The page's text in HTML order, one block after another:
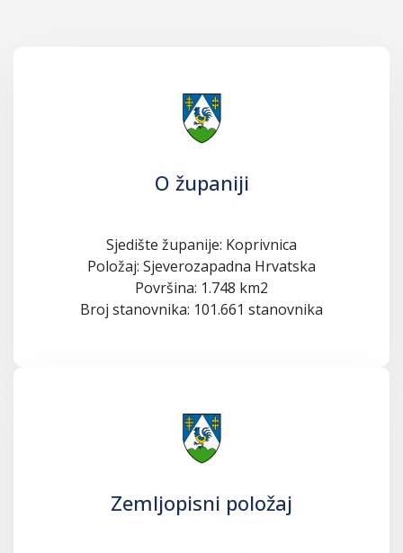
O županiji
Sjedište županije: Koprivnica
Položaj: Sjeverozapadna Hrvatska
Površina: 1.748 km2
Broj stanovnika: 101.661 stanovnika
Zemljopisni položaj